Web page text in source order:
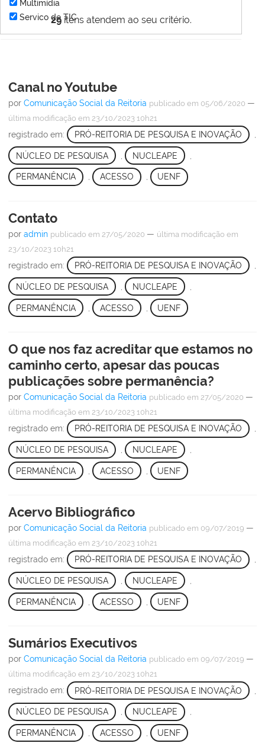
29itens atendem ao seu critério.
Multimídia
Servico de TIC
Canal no Youtube
por Comunicação Social da Reitoria publicado em 05/06/2020 —
última modificação em 23/10/2023 10h21
registrado em: PRÓ-REITORIA DE PESQUISA E INOVAÇÃO
NÚCLEO DE PESQUISA NUCLEAPE
PERMANÊNCIA , ACESSO , UENF
Contato
por admin publicado em 27/05/2020 — última modificação em
23/10/2023 10h21
registrado em: PRÓ-REITORIA DE PESQUISA E INOVAÇÃO
NÚCLEO DE PESQUISA NUCLEAPE
PERMANÊNCIA ACESSO UENF
O que nos faz acreditar que estamos no
caminho certo, apesar das poucas
publicações sobre permanência?
por Comunicação Social da Reitoria publicado em 27/05/2020 —
última modificação em 23/10/2023 10h21
registrado em: PRÓ-REITORIA DE PESQUISA E INOVAÇÃO ,
NÚCLEO DE PESQUISA NUCLEAPE
PERMANÊNCIA ACESSO UENF
Acervo Bibliográfico
por Comunicação Social da Reitoria publicado em 09/07/2019 —
última modificação em 23/10/2023 10h21
registrado em: PRÓ-REITORIA DE PESQUISA E INOVAÇÃO ,
NÚCLEO DE PESQUISA NUCLEAPE
PERMANÊNCIA ACESSO UENF
Sumários Executivos
por Comunicação Social da Reitoria publicado em 09/07/2019 —
última modificação em 23/10/2023 10h21
registrado em: PRÓ-REITORIA DE PESQUISA E INOVAÇÃO
NÚCLEO DE PESQUISA , NUCLEAPE ,
PERMANÊNCIA ACESSO UENF